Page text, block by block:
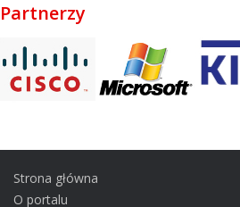
Partnerzy
Strona główna
O portalu